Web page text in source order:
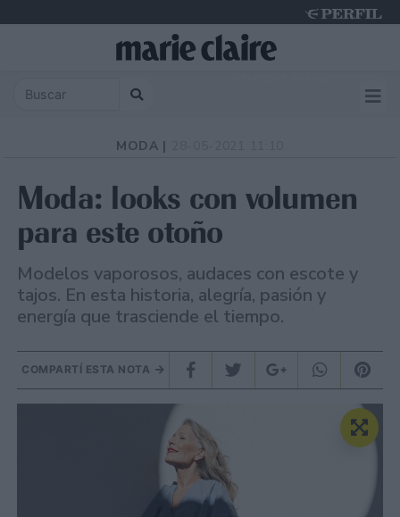
MODA |
Moda: looks con volumen
para este otoño
Modelos vaporosos, audaces con escote y
tajos. En esta historia, alegría, pasión y
energía que trasciende el tiempo.
COMPARTÍ ESTA NOTA